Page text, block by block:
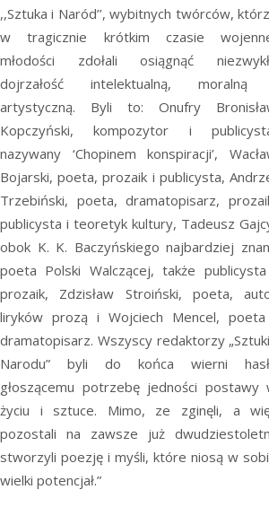
,,Sztuka i Naród’’, wybitnych twórców,
w tragicznie krótkim czasie
młodości zdołali osiągnąć
dojrzałość intelektualną,
artystyczną. Byli to: Onufry
Kopczyński, kompozytor i
nazywany ‘Chopinem konspiracji’,
Bojarski, poeta, prozaik i publicysta,
Trzebiński, poeta, dramatopisarz,
publicysta i teoretyk kultury, Tadeusz
obok K. K. Baczyńskiego najbardziej
poeta Polski Walczącej, także
prozaik, Zdzisław Stroiński, poeta,
liryków prozą i Wojciech Mencel,
dramatopisarz. Wszyscy redaktorzy
Narodu” byli do końca wierni
głoszącemu potrzebę jedności postawy
życiu i sztuce. Mimo, ze zginęli, a
pozostali na zawsze już
stworzyli poezję i myśli, które niosą w
wielki potencjał.”